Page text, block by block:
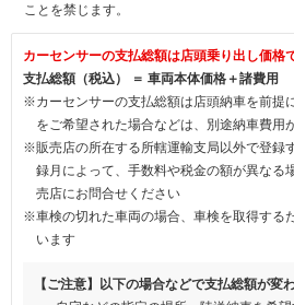
ことを禁じます。
カーセンサーの支払総額は店頭乗り出し価格
支払総額（税込） ＝ 車両本体価格＋諸費用
※カーセンサーの支払総額は店頭納車を前提
をご希望された場合などは、別途納車費用
※販売店の所在する所轄運輸支局以外で登録
録月によって、手数料や税金の額が異なる
売店にお問合せください
※車検の切れた車両の場合、車検を取得する
います
【ご注意】以下の場合などで支払総額が変